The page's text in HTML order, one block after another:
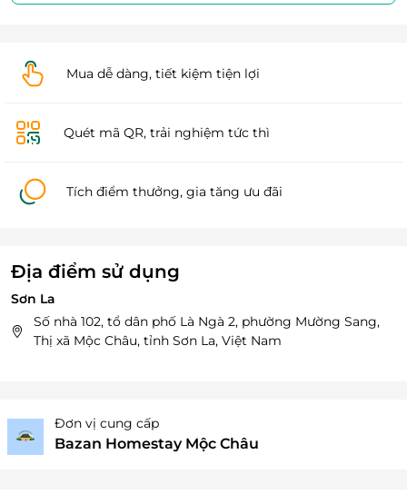
Mua dễ dàng, tiết kiệm tiện lợi
Quét mã QR, trải nghiệm tức thì
Tích điểm thưởng, gia tăng ưu đãi
Địa điểm sử dụng
Sơn La
Số nhà 102, tổ dân phố Là Ngà 2, phường Mường Sang,
Thị xã Mộc Châu, tỉnh Sơn La, Việt Nam
Đơn vị cung cấp
Bazan Homestay Mộc Châu